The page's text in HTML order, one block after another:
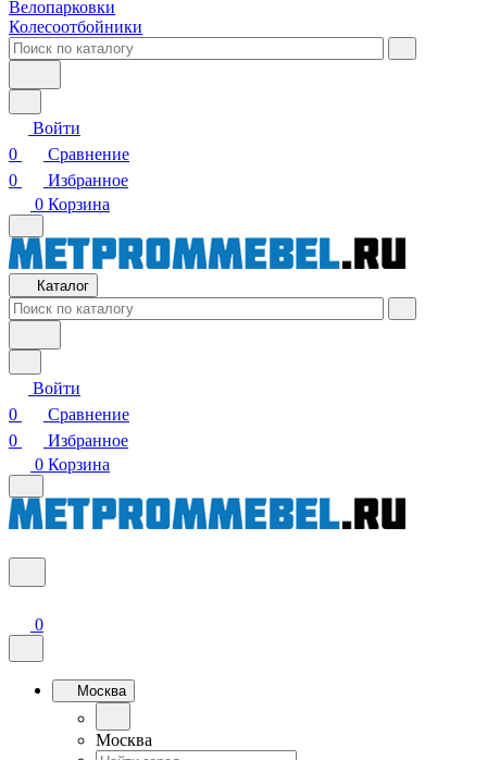
Велопарковки
Колесоотбойники
Войти
0
Сравнение
0
Избранное
0 Корзина
Каталог
Войти
0
Сравнение
0
Избранное
0 Корзина
0
Москва
Москва